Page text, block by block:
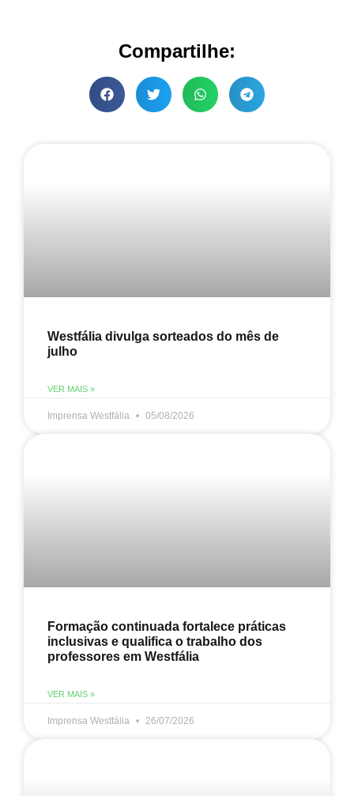
Compartilhe:
Westfália divulga sorteados do mês de
julho
VER MAIS »
Imprensa Westfália 05/08/2026
Formação continuada fortalece práticas
inclusivas e qualifica o trabalho dos
professores em Westfália
VER MAIS »
Imprensa Westfália 26/07/2026